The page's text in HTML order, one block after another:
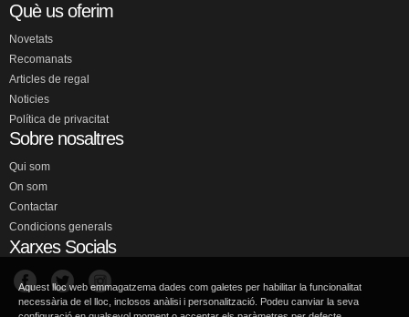
Què us oferim
Novetats
Recomanats
Articles de regal
Noticies
Política de privacitat
Sobre nosaltres
Qui som
On som
Contactar
Condicions generals
Xarxes Socials
Aquest lloc web emmagatzema dades com galetes per habilitar la funcionalitat
necessària de el lloc, inclosos anàlisi i personalització. Podeu canviar la seva